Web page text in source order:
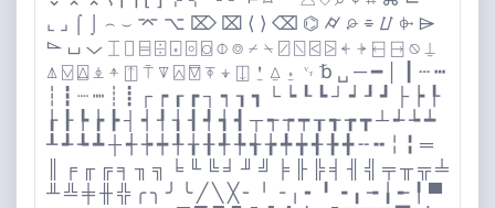
⌞ ⌟ ⌠ ⌡ ⌢ ⌣ ⌤ ⌥ ⌦ ⌧ ⟨ ⟩ ⌫ ⌬ ⌭ ⌮ ⌯ ⌰ ⌱ ⌲
⌳ ⌴ ⌵ ⌶ ⌷ ⌸ ⌹ ⌺ ⌻ ⌼ ⌽ ⌾ ⌿ ⍀ ⍁ ⍂ ⍃ ⍄ ⍅ ⍆ ⍇ ⍈ ⍉ ⍊
⍋ ⍌ ⍍ ⍎ ⍏ ⍐ ⍑ ⍒ ⍓ ⍔ ⍕ ⍖ ⍗ ⍘ ⍙ ⍚ ␋ ␢ ␣ ─ ━ │ ┃ ┄ ┅
┆ ┇ ┈ ┉ ┊ ┋ ┌ ┍ ┎ ┏ ┐ ┑ ┒ ┓ └ ┕ ┖ ┗ ┘ ┙ ┚ ┛ ├ ┝ ┞
┟ ┠ ┡ ┢ ┣ ┤ ┥ ┦ ┧ ┨ ┩ ┪ ┫ ┬ ┭ ┮ ┯ ┰ ┱ ┲ ┳ ┴ ┵ ┶ ┷
┸ ┹ ┺ ┻ ┼ ┽ ┾ ┿ ╀ ╁ ╂ ╃ ╄ ╅ ╆ ╇ ╈ ╉ ╊ ╋ ╌ ╍ ╎ ╏ ═
║ ╒ ╓ ╔ ╕ ╖ ╗ ╘ ╙ ╚ ╛ ╜ ╝ ╞ ╟ ╠ ╡ ╢ ╣ ╤ ╥ ╦ ╧
╨ ╩ ╪ ╫ ╬ ╭ ╮ ╯ ╰ ╱ ╲ ╳ ╴ ╵ ╶ ╷ ╸ ╹ ╺ ╻ ╼ ╽ ╾ ╿ ▀